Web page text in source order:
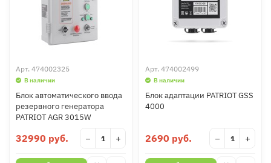
Арт. 474002325
В наличии
Блок автоматического ввода
резервного генератора
PATRIOT AGR 3015W
32990 руб. − +
Арт. 474002499
В наличии
Блок адаптации PATRIOT GSS
4000
2690 руб. − +